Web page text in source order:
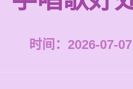
时间：2026-07-